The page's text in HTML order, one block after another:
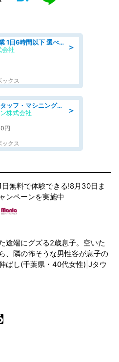
＞
検査/検品/ライン作業 1日6時間以下 選べる勤務時間 土日祝休 明るい髪色OK
会社
ックス
＞
自動加工機の操作スタッフ・マシニングセンタ/工業系卒歓迎/未経験OK/ブランクOK/週休2日制/年間休日125日
株式会社
円
ックス
日無料で体験できる!8月30日ま
ンペーンを実施中
途端にグズる2歳息子。空いた
、隣の怖そうな男性客が息子の
ばし(千葉県・40代女性)|Jタウ